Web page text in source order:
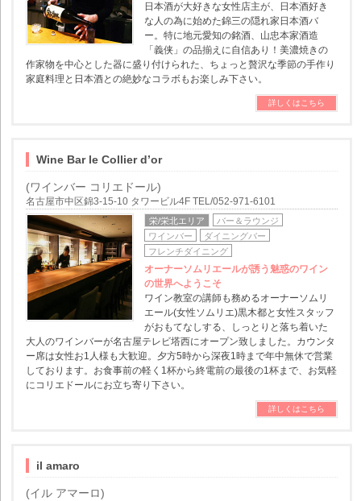
日本酒が大好きな女性店主が、日本酒好き
な人の為に始めた錦三の隠れ家日本酒バ
ー。特に地元愛知の銘酒、山忠本家酒造
「義侠」の品揃えに自信あり！美濃焼きの
作家物を中心とした器に盛り付けられた、ちょっと贅沢な季節の手作り
家庭料理と日本酒との絶妙なコラボもお楽しみ下さい。
詳しくはこちら
Wine Bar le Collier d’or
(ワインバー コリエドール)
名古屋市中区錦3-15-10 タワービル4F TEL/052-971-6101
栄/栄北エリア
バー＆ラウンジ
ワインバー
ダイニングバー
フレンチダイニング
オーナーソムリエールが誘う魅惑のワイン
の世界へようこそ
ワイン教室の講師も務めるオーナーソムリ
エール(女性ソムリエ)黒木都と女性スタッフ
がおもてなしする、しっとりと落ち着いた
大人のワインバーが名古屋テレビ塔西にオープン致しました。カウンタ
ー席は女性お1人様も大歓迎。夕方5時から深夜1時まで年中無休で営業
しております。お食事前の軽く1杯から終電前の最後の1杯まで、お気軽
にコリエドールにお立ち寄り下さい。
詳しくはこちら
il amaro
(イル アマーロ)